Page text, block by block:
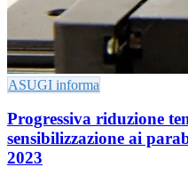
ASUGI informa
Progressiva riduzione
sensibilizzazione ai
2023